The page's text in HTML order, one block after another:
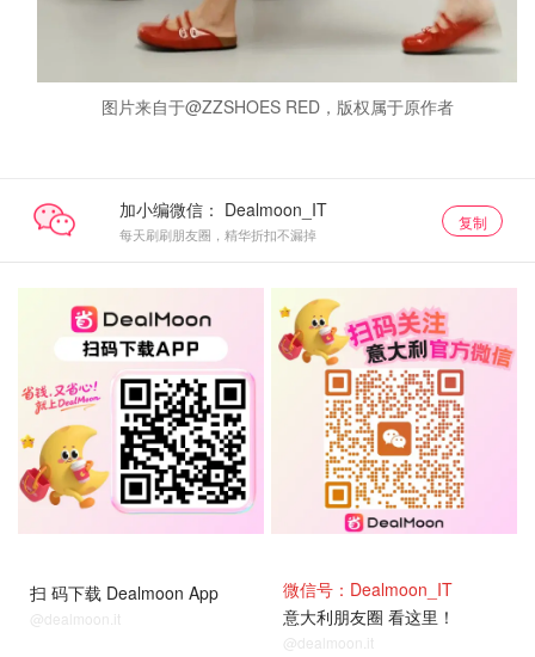
图片来自于@ZZSHOES RED，版权属于原作者
加小编微信：
每天刷刷朋友圈，精华折扣不漏掉
复制
扫 码下载 Dealmoon App
@dealmoon.it
微信号：Dealmoon_IT
意大利朋友圈 看这里！
@dealmoon.it